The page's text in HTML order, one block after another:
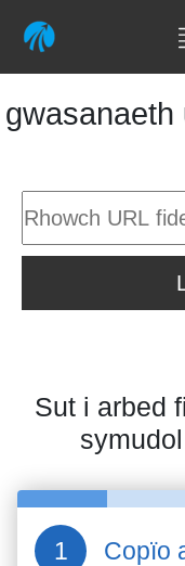
gwasanaeth
Sut i arbed
Copïo